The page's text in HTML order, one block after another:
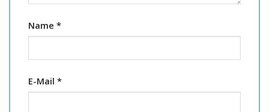
Name *
E-Mail *